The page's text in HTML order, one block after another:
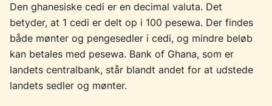
Den ghanesiske cedi er en decimal valuta. Det
betyder, at 1 cedi er delt op i 100 pesewa. Der findes
både mønter og pengesedler i cedi, og mindre beløb
kan betales med pesewa. Bank of Ghana, som er
landets centralbank, står blandt andet for at udstede
landets sedler og mønter.